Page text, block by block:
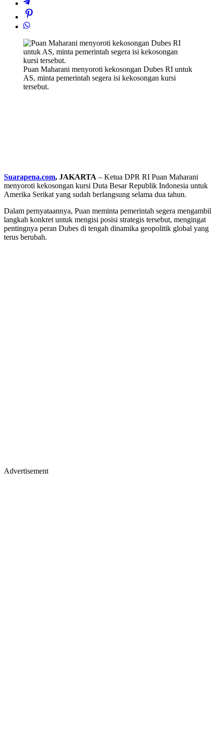
Puan Maharani menyoroti kekosongan Dubes RI untuk
AS, minta pemerintah segera isi kekosongan kursi
tersebut.
Suarapena.com, JAKARTA – Ketua DPR RI Puan Maharani
menyoroti kekosongan kursi Duta Besar Republik Indonesia untuk
Amerika Serikat yang sudah berlangsung selama dua tahun.
Dalam pernyataannya, Puan meminta pemerintah segera mengambil
langkah konkret untuk mengisi posisi strategis tersebut, mengingat
pentingnya peran Dubes di tengah dinamika geopolitik global yang
terus berubah.
Advertisement